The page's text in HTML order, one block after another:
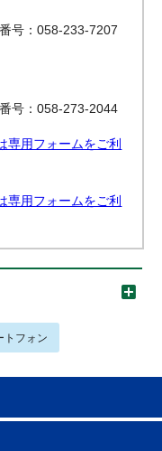
号：058-233-7207
号：058-273-2044
専用フォームをご利
専用フォームをご利
トフォン